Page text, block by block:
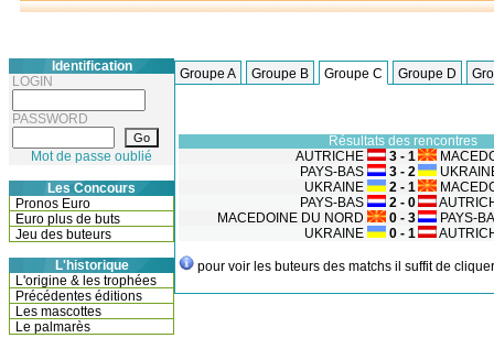
Identification
LOGIN
PASSWORD
Mot de passe oublié
Les Concours
Pronos Euro
Euro plus de buts
Jeu des buteurs
L'historique
L'origine & les trophées
Précédentes éditions
Les mascottes
Le palmarès
Groupe A Groupe B Groupe C Groupe D
Résultats des rencontres
AUTRICHE
3 - 1
PAYS-BAS
3 - 2
UKRAINE
2 - 1
PAYS-BAS
2 - 0
MACEDOINE DU NORD
0 - 3
PAYS-
UKRAINE
0 - 1
pour voir les buteurs des matchs il suffit de